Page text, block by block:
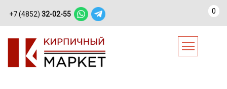
+7 (4852) 32-02-55 0